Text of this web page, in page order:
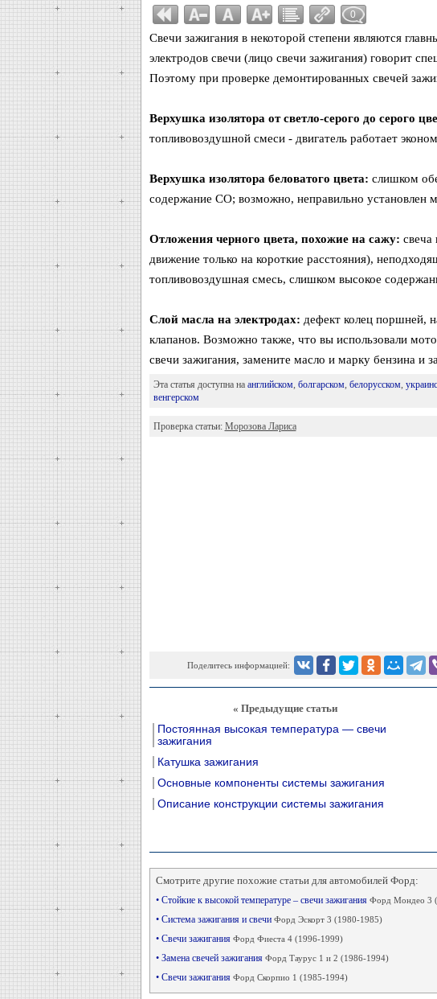
0
Свечи зажигания в некоторой степени являются
электродов свечи (лицо свечи зажигания) говорит
Поэтому при проверке демонтированных свечей
Верхушка изолятора от светло-серого до серого
топливовоздушной смеси - двигатель работает
Верхушка изолятора беловатого цвета: слишком
содержание СО; возможно, неправильно установлен
Отложения черного цвета, похожие на сажу: свеча
движение только на короткие расстояния),
топливовоздушная смесь, слишком высокое
Слой масла на электродах: дефект колец поршней,
клапанов. Возможно также, что вы использовали
свечи зажигания, замените масло и марку бензина и
Эта статья доступна на английском, болгарском, белорусском,
венгерском
Проверка статьи: Морозова Лариса
Поделитесь информацией:
« Предыдущие статьи
Постоянная высокая температура — свечи
зажигания
Катушка зажигания
Основные компоненты системы зажигания
Описание конструкции системы зажигания
Смотрите другие похожие статьи для автомобилей Форд:
• Стойкие к высокой температуре – свечи зажигания Форд Мондео 3
• Система зажигания и свечи Форд Эскорт 3 (1980-1985)
• Свечи зажигания Форд Фиеста 4 (1996-1999)
• Замена свечей зажигания Форд Таурус 1 и 2 (1986-1994)
• Свечи зажигания Форд Скорпио 1 (1985-1994)